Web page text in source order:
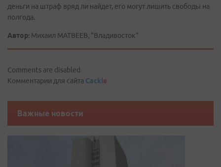
деньги на штраф вряд ли найдет, его могут лишить свободы на
полгода.
Автор: Михаил МАТВЕЕВ, "Владивосток"
Comments are disabled
Комментарии для сайта Cackle
Важные новости